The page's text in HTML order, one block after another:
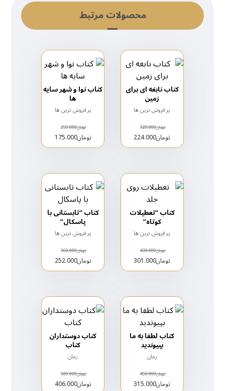
محصولات مرتبط
کتاب نابغه ای برای
زمین
پر فروش ترین ها
تومان320.000
تومان224.000
کتاب نوا و شهر سایه
ها
پر فروش ترین ها
تومان250.000
تومان175.000
کتاب “تعطیلات
کوتاه”
پر فروش ترین ها
تومان430.000
تومان301.000
کتاب “تابستانی با
پاسکال”
پر فروش ترین ها
تومان360.000
تومان252.000
کتاب لطفا به ما
بپیوندید
رمان
تومان450.000
تومان315.000
کتاب دوستداران
کتاب
رمان
تومان580.000
تومان406.000